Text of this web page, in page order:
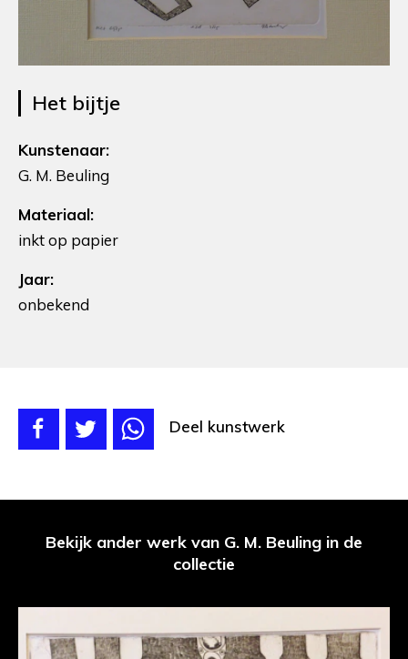
Het bijtje
Kunstenaar:
G. M. Beuling
Materiaal:
inkt op papier
Jaar:
onbekend
Deel kunstwerk
Bekijk ander werk van G. M. Beuling in de
collectie